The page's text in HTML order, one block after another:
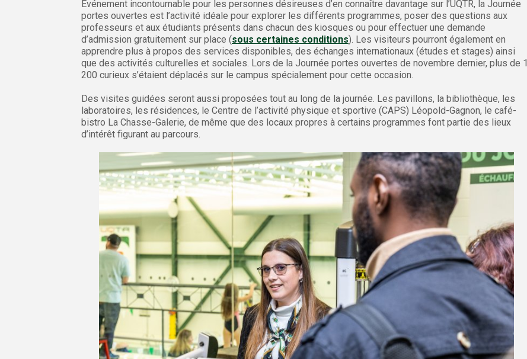
Événement incontournable pour les personnes désireuses d’en connaître davantage sur l’UQTR, la Journée
portes ouvertes est l’activité idéale pour explorer les différents programmes, poser des questions aux
professeurs et aux étudiants présents dans chacun des kiosques ou pour effectuer une demande
d’admission gratuitement sur place (sous certaines conditions). Les visiteurs pourront également en
apprendre plus à propos des services disponibles, des échanges internationaux (études et stages) ainsi
que des activités culturelles et sociales. Lors de la Journée portes ouvertes de novembre dernier, plus de 1
200 curieux s’étaient déplacés sur le campus spécialement pour cette occasion.
Des visites guidées seront aussi proposées tout au long de la journée. Les pavillons, la bibliothèque, les
laboratoires, les résidences, le Centre de l’activité physique et sportive (CAPS) Léopold-Gagnon, le café-
bistro La Chasse-Galerie, de même que des locaux propres à certains programmes font partie des lieux
d’intérêt figurant au parcours.